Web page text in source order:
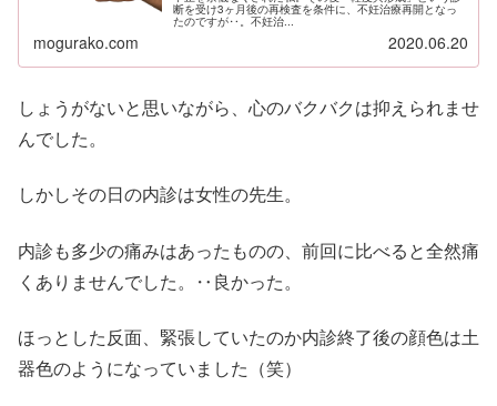
断を受け3ヶ月後の再検査を条件に、不妊治療再開となっ
たのですが‥。不妊治...
mogurako.com 2020.06.20
しょうがないと思いながら、心のバクバクは抑えられませ
んでした。
しかしその日の内診は女性の先生。
内診も多少の痛みはあったものの、前回に比べると全然痛
くありませんでした。‥良かった。
ほっとした反面、緊張していたのか内診終了後の顔色は土
器色のようになっていました（笑）